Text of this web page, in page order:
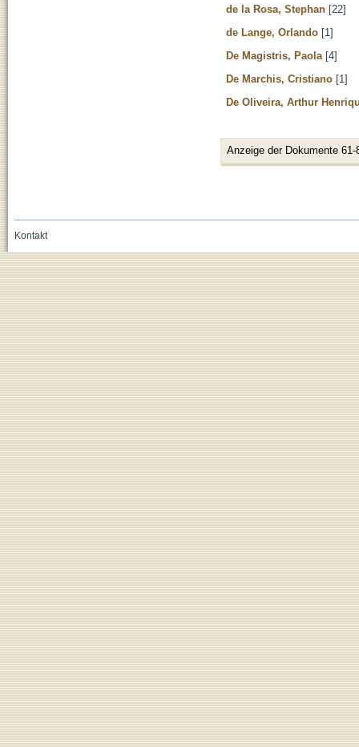
de la Rosa, Stephan [22]
de Lange, Orlando [1]
De Magistris, Paola [4]
De Marchis, Cristiano [1]
De Oliveira, Arthur
Anzeige der Dokumente 61-
Kontakt